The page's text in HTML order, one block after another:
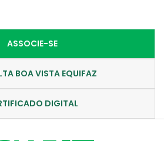
ASSOCIE-SE
BOA VISTA EQUIFAZ
DIGITAL